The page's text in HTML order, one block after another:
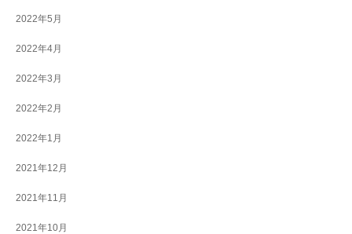
2022年5月
2022年4月
2022年3月
2022年2月
2022年1月
2021年12月
2021年11月
2021年10月